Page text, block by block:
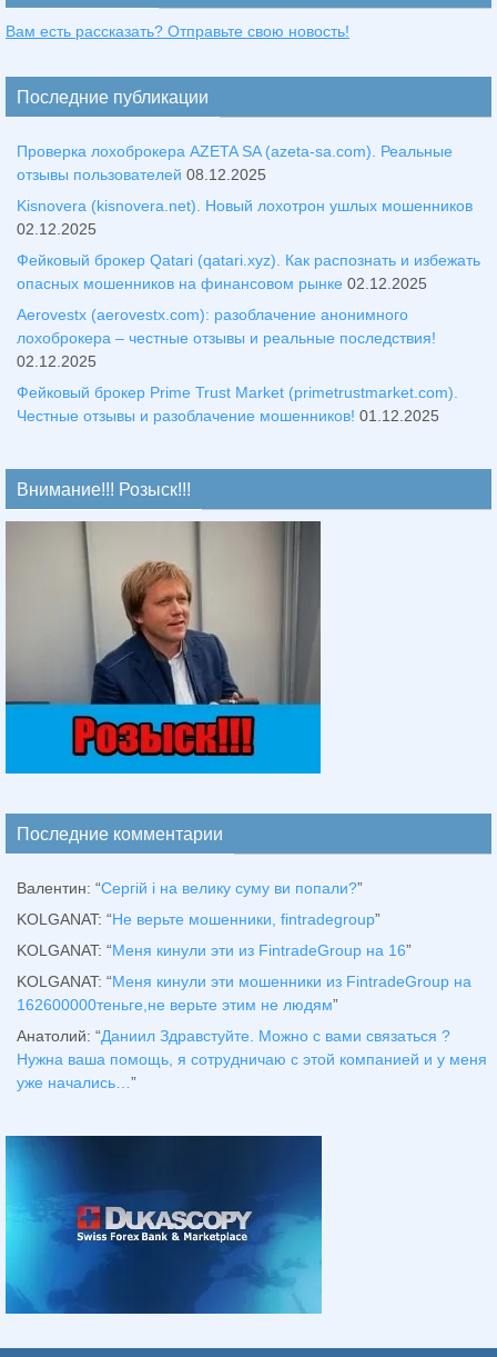
Вам есть рассказать? Отправьте свою новость!
Последние публикации
Проверка лохоброкера AZETA SA (azeta-sa.com). Реальные
отзывы пользователей 08.12.2025
Kisnovera (kisnovera.net). Новый лохотрон ушлых мошенников
02.12.2025
Фейковый брокер Qatari (qatari.xyz). Как распознать и избежать
опасных мошенников на финансовом рынке 02.12.2025
Aerovestx (aerovestx.com): разоблачение анонимного
лохоброкера – честные отзывы и реальные последствия!
02.12.2025
Фейковый брокер Prime Trust Market (primetrustmarket.com).
Честные отзывы и разоблачение мошенников! 01.12.2025
Внимание!!! Розыск!!!
Последние комментарии
Валентин: “Сергій і на велику суму ви попали?”
KOLGANAT: “Не верьте мошенники, fintradegroup”
KOLGANAT: “Меня кинули эти из FintradeGroup на 16”
KOLGANAT: “Меня кинули эти мошенники из FintradeGroup на
162600000теньге,не верьте этим не людям”
Анатолий: “Даниил Здравстуйте. Можно с вами связаться ?
Нужна ваша помощь, я сотрудничаю с этой компанией и у меня
уже начались… ”